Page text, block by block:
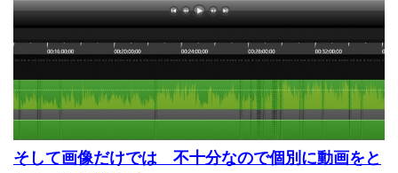
そして画像だけでは 不十分なので個別に動画をと